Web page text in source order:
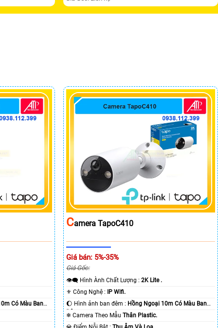
Có Màu Ban
CAmera TapoC410
Giá bán: 5%-35%
Giá Gốc:
👁️‍🗨 Hình Ành Chất Lượng :2K Lite .
⚜️ Công Nghệ : IP Wifi.
🌔 Hình ảnh ban đêm : Hồng Ngoại 10m Có Màu Ban
Ðêm.❄ Camera Theo MẫuThân Plastic.